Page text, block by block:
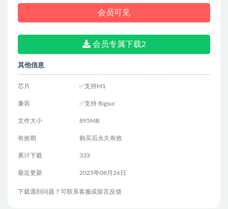
会员可见
会员专属下载2
其他信息
芯片 ✅支持M1
兼容 ✅支持 Bigsur
文件大小 895MB
有效期 购买后永久有效
累计下载 333
最近更新 2025年08月26日
下载遇到问题？可联系客服或留言反馈